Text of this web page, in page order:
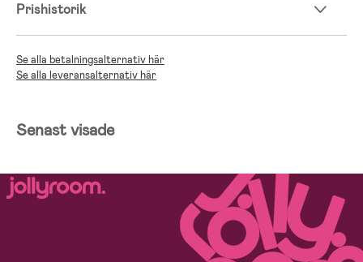
Prishistorik
Se alla betalningsalternativ här
Se alla leveransalternativ här
Senast visade